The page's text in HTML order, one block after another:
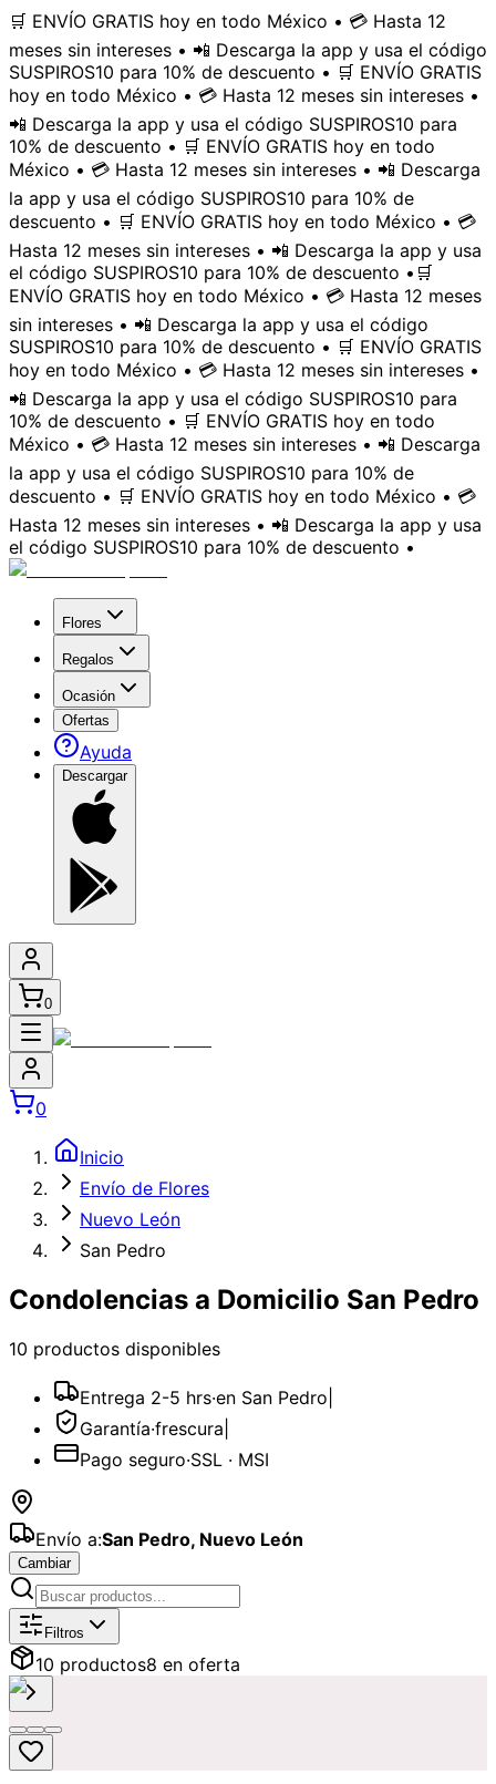
🛒 ENVÍO GRATIS hoy en todo México • 💳 Hasta 12
meses sin intereses • 📲 Descarga la app y usa el código
SUSPIROS10 para 10% de descuento • 🛒 ENVÍO GRATIS
hoy en todo México • 💳 Hasta 12 meses sin intereses •
📲 Descarga la app y usa el código SUSPIROS10 para
10% de descuento • 🛒 ENVÍO GRATIS hoy en todo
México • 💳 Hasta 12 meses sin intereses • 📲 Descarga
la app y usa el código SUSPIROS10 para 10% de
descuento • 🛒 ENVÍO GRATIS hoy en todo México • 💳
Hasta 12 meses sin intereses • 📲 Descarga la app y usa
el código SUSPIROS10 para 10% de descuento • 🛒
ENVÍO GRATIS hoy en todo México • 💳 Hasta 12 meses
sin intereses • 📲 Descarga la app y usa el código
SUSPIROS10 para 10% de descuento • 🛒 ENVÍO GRATIS
hoy en todo México • 💳 Hasta 12 meses sin intereses •
📲 Descarga la app y usa el código SUSPIROS10 para
10% de descuento • 🛒 ENVÍO GRATIS hoy en todo
México • 💳 Hasta 12 meses sin intereses • 📲 Descarga
la app y usa el código SUSPIROS10 para 10% de
descuento • 🛒 ENVÍO GRATIS hoy en todo México • 💳
Hasta 12 meses sin intereses • 📲 Descarga la app y usa
el código SUSPIROS10 para 10% de descuento •
Flores
Regalos
Ocasión
Ofertas
Ayuda
Descargar
0
0
Inicio
Envío de Flores
Nuevo León
San Pedro
Condolencias a Domicilio San Pedro
10 productos disponibles
Entrega 2-5 hrs·en San Pedro
Garantía·frescura
Pago seguro·SSL · MSI
Envío a:San Pedro, Nuevo León
Cambiar
Catálogo deCondolencias
Filtros
10 productos8 en oferta